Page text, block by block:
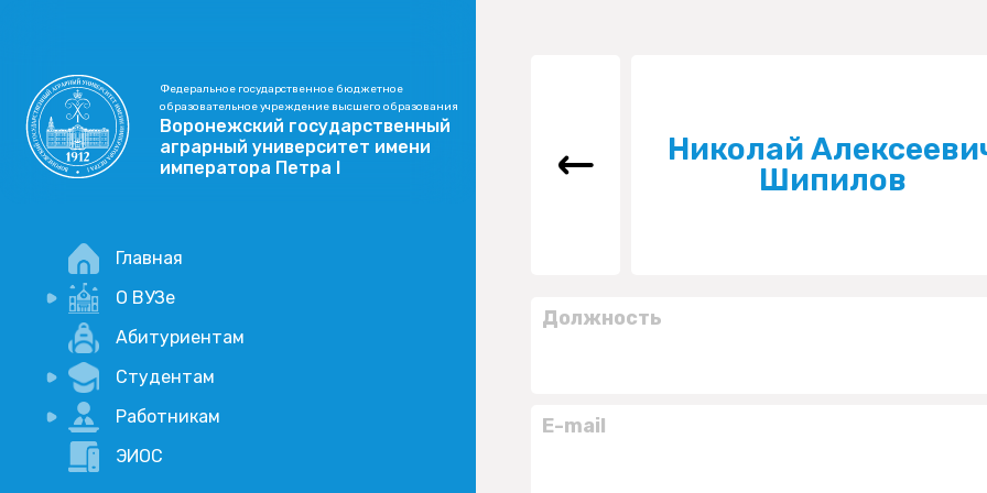
Федеральное государственное бюджетное
образовательное учреждение высшего образования
Воронежский государственный
аграрный университет имени
императора Петра I
Главная
О ВУЗе
Новости
Учебный процесс
Научная деятельность
Абитуриентам
Студентам
Портал дистанционого обучения
Академические отпуска
Работникам
Внимание, опрос!
ЭИОС
Николай
Шипилов
Должность
E-mail